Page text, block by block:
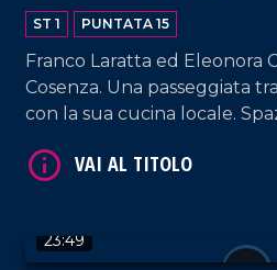
ST 1 PUNTATA 15
Franco Laratta ed Eleonora
Cosenza. Una passeggiata
con la sua cucina locale.
23:49
VAI AL TITOLO